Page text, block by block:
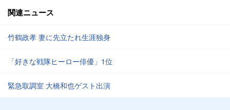
関連ニュース
竹鶴政孝 妻に先立たれ生涯独身
「好きな戦隊ヒーロー俳優」1位
緊急取調室 大橋和也ゲスト出演